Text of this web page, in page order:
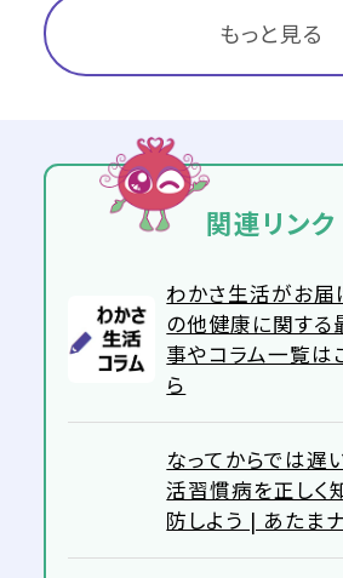
もっと見る
関連リンク
わかさ生活がお届
の他健康に関する
事やコラム一覧は
ら
なってからでは遅
活習慣病を正しく
防しよう | あたま